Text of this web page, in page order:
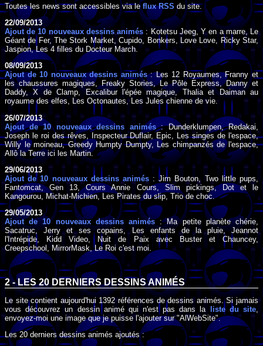
Toutes les news sont accessibles via leflux RSS du site.
22/09/2013
Ajout de 10 nouveaux dessins animés : Kotetsu Jeeg, Y en a marre, Le
Géant de Fer, The Stork Market, Cupido, Bonkers, Love Love, Ricky Star,
Jaspion, Les 4 filles du Docteur March.
08/09/2013
Ajout de 10 nouveaux dessins animés: Les 12 Royaumes, Franny et
les chaussures magiques, Freaky Stories, Le Pôle Express, Danny et
Daddy, X de Clamp, Excalibur l'épée magique, Thalia et Daiman au
royaume des elfes, Les Octonautes, Les Jules chienne de vie.
26/07/2013
Ajout de 10 nouveaux dessins animés: Dunderklumpen, Redakai,
Joseph le roi des rêves, Inspecteur Duflair, Epic, Les singes de l'espace,
Willy le moineau, Greedy Humpty Dumpty, Les chimpanzés de l'espace,
Allô la Terre ici les Martin.
29/06/2013
Ajout de 10 nouveaux dessins animés: Jim Bouton, Two little pups,
Fantomcat, Gen 13, Cours Annie Cours, Slim pickings, Dot et le
Kangourou, Michat-Michien, Les Pirates du slip, Trio de choc.
29/05/2013
Ajout de 10 nouveaux dessins animés: Ma petite planète chérie,
Sacatruc, Jerry et ses copains, Les enfants de la pluie, Jeannot
l'Intrépide, Kidd Video, Nuit de Paix avec Buster et Chauncey,
Creepschool, MirrorMask, Le Roi c'est moi.
2 - LES 20 DERNIERS DESSINS ANIMÉS
Le site contient aujourd'hui 1392 références de dessins animés. Si jamais
vous découvrez un dessin animé qui n'est pas dans la
liste du site,
envoyez-moi une image que je puisse l'ajouter sur "AlWebSite".
Les 20 derniers dessins animés ajoutés :